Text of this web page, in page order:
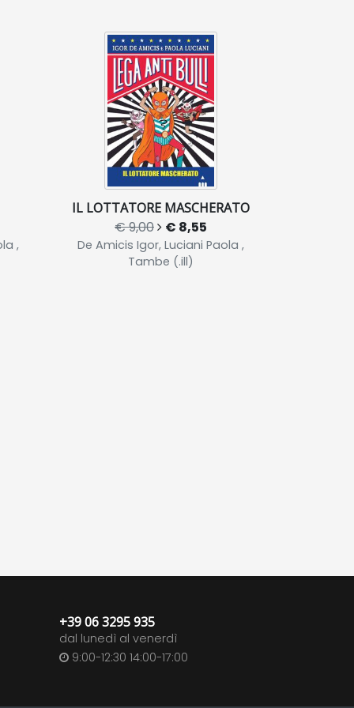
,
IL LOTTATORE MASCHERATO
€ 9,00 € 8,55
De Amicis Igor, Luciani Paola ,
Tambe (.ill)
+39 06 3295 935
dal lunedì al venerdì
9:00-12:30 14:00-17:00